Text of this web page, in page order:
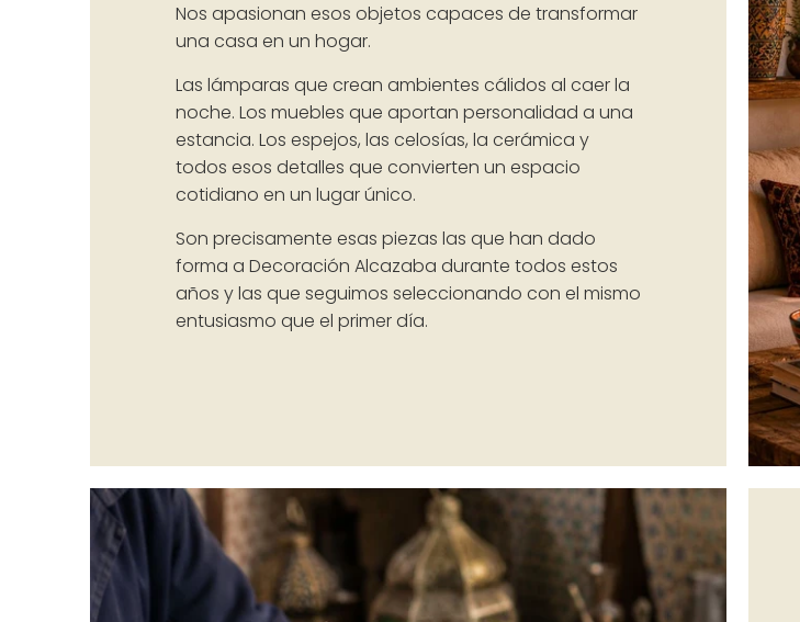
Nos apasionan esos objetos capaces de transformar
una casa en un hogar.
Las lámparas que crean ambientes cálidos al caer la
noche. Los muebles que aportan personalidad a una
estancia. Los espejos, las celosías, la cerámica y
todos esos detalles que convierten un espacio
cotidiano en un lugar único.
Son precisamente esas piezas las que han dado
forma a Decoración Alcazaba durante todos estos
años y las que seguimos seleccionando con el mismo
entusiasmo que el primer día.